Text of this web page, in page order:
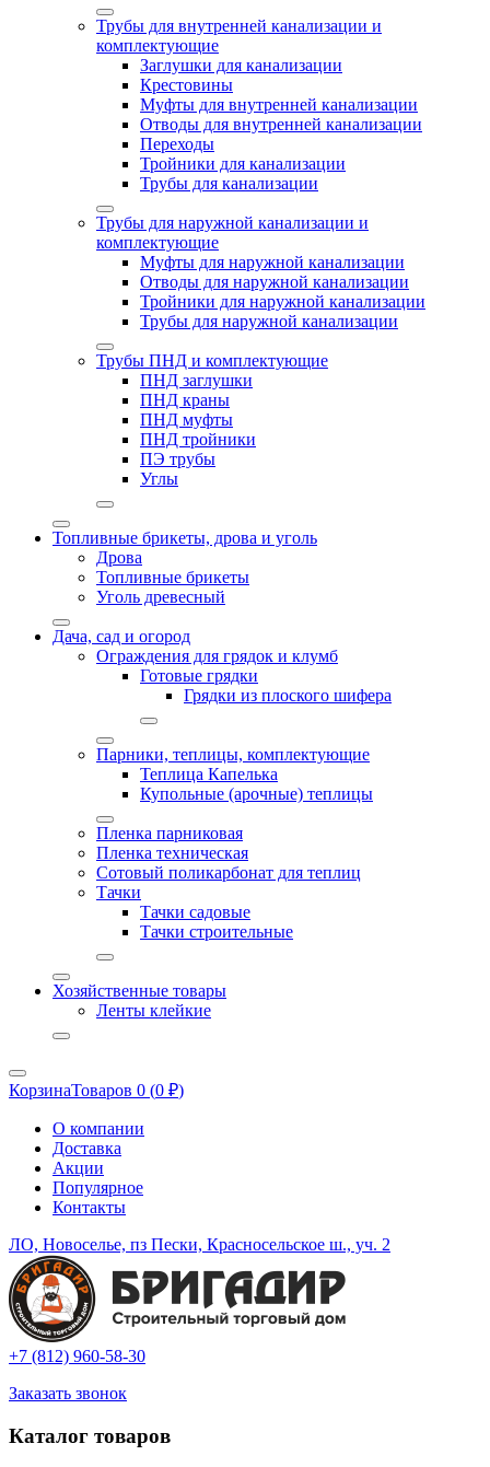
Трубы для внутренней канализации и
комплектующие
Заглушки для канализации
Крестовины
Муфты для внутренней канализации
Отводы для внутренней канализации
Переходы
Тройники для канализации
Трубы для канализации
Трубы для наружной канализации и
комплектующие
Муфты для наружной канализации
Отводы для наружной канализации
Тройники для наружной канализации
Трубы для наружной канализации
Трубы ПНД и комплектующие
ПНД заглушки
ПНД краны
ПНД муфты
ПНД тройники
ПЭ трубы
Углы
Топливные брикеты, дрова и уголь
Дрова
Топливные брикеты
Уголь древесный
Дача, сад и огород
Ограждения для грядок и клумб
Готовые грядки
Грядки из плоского шифера
Парники, теплицы, комплектующие
Теплица Капелька
Купольные (арочные) теплицы
Пленка парниковая
Пленка техническая
Сотовый поликарбонат для теплиц
Тачки
Тачки садовые
Тачки строительные
Хозяйственные товары
Ленты клейкие
КорзинаТоваров 0 (0 ₽)
О компании
Доставка
Акции
Популярное
Контакты
ЛО, Новоселье, пз Пески, Красносельское ш., уч. 2
+7 (812) 960-58-30
Заказать звонок
Каталог товаров